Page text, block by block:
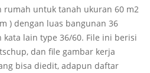
rumah untuk tanah ukuran 60 m2
) dengan luas bangunan 36
kata lain type 36/60. File ini berisi
dan file gambar kerja
bisa diedit, adapun daftar